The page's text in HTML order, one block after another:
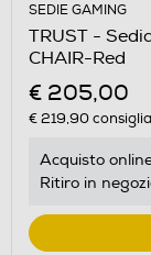
SEDIE GAMING
TRUST -
CHAIR-Red
€ 205,00
€ 219,90
Acquisto
Ritiro in